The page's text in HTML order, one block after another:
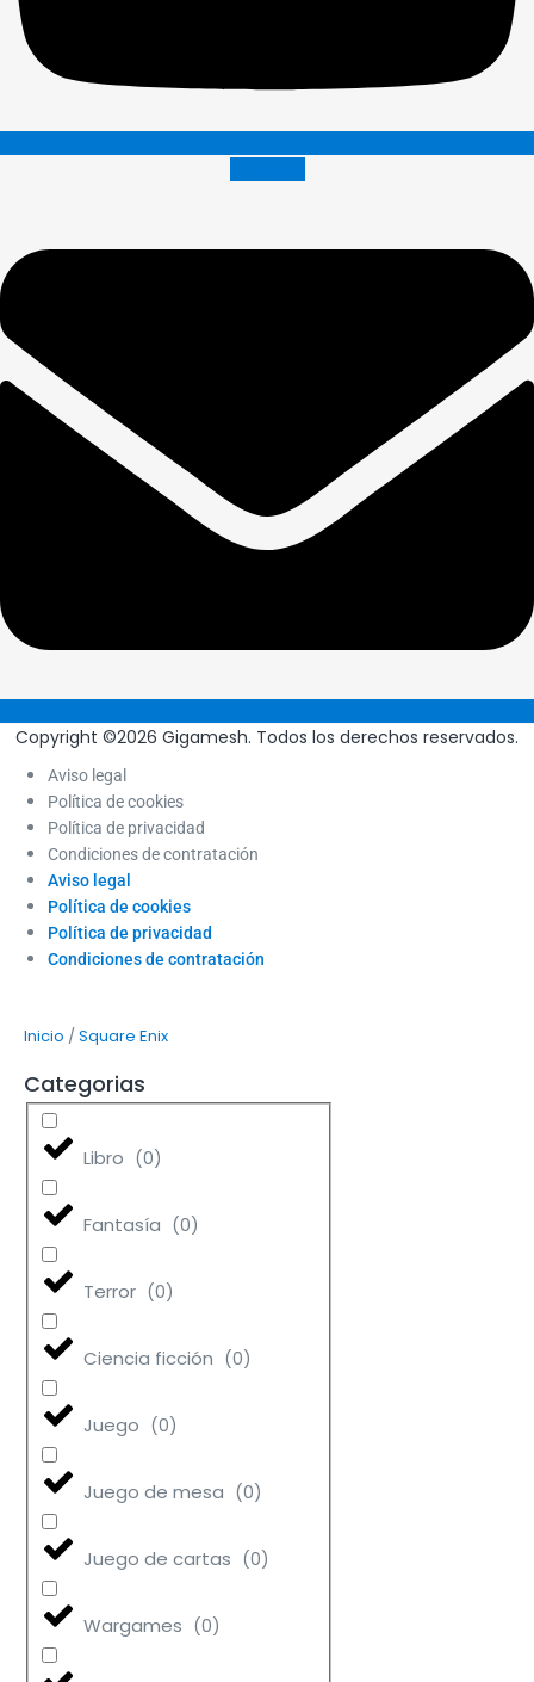
Copyright ©2026 Gigamesh. Todos los derechos reservados.
Aviso legal
Política de cookies
Política de privacidad
Condiciones de contratación
Aviso legal
Política de cookies
Política de privacidad
Condiciones de contratación
Inicio /Square Enix
Categorias
Libro (0)
Fantasía (0)
Terror (0)
Ciencia ficción (0)
Juego (0)
Juego de mesa (0)
Juego de cartas (0)
Wargames (0)